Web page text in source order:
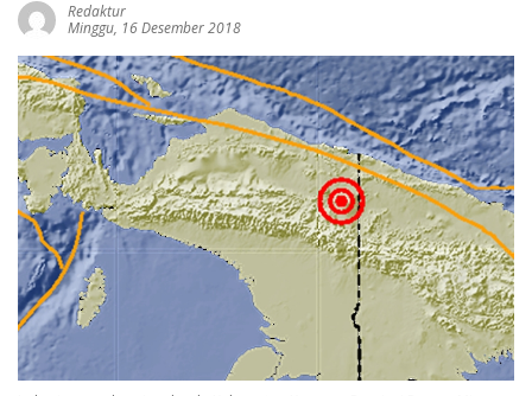
Redaktur
Minggu, 16 Desember 2018